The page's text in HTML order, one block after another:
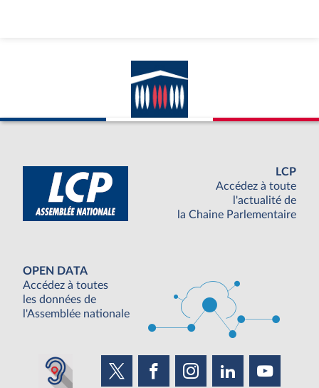
LCP
Accédez à toute
l'actualité de
la Chaine Parlementaire
OPEN DATA
Accédez à toutes
les données de
l'Assemblée nationale